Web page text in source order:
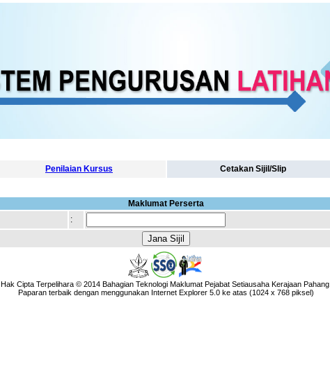
Penilaian Kursus Cetakan Sijil/Slip
Maklumat Perserta
:
Hak Cipta Terpelihara © 2014 Bahagian Teknologi Maklumat Pejabat Setiausaha Kerajaan Pahang.
Paparan terbaik dengan menggunakan Internet Explorer 5.0 ke atas (1024 x 768 piksel)